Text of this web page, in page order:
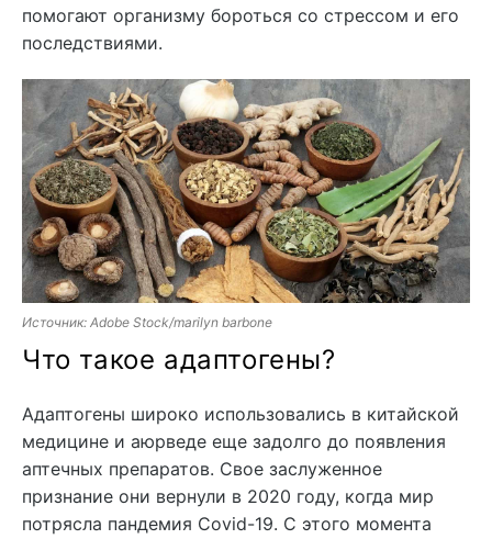
помогают организму бороться со стрессом и его
последствиями.
Источник: Adobe Stock/marilyn barbone
Что такое адаптогены?
Адаптогены широко использовались в китайской
медицине и аюрведе еще задолго до появления
аптечных препаратов. Свое заслуженное
признание они вернули в 2020 году, когда мир
потрясла пандемия Covid-19. С этого момента